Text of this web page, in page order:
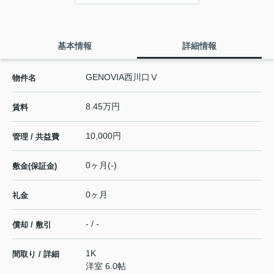
基本情報 詳細情報
物件名 GENOVIA西川口Ⅴ
賃料 8.45万円
管理 / 共益費 10,000円
敷金(保証金) 0ヶ月(-)
礼金 0ヶ月
償却 / 敷引 - / -
間取り / 詳細
1K
洋室 6.0帖